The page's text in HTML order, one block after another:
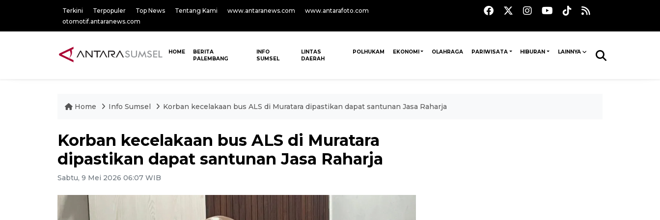
Terkini Terpopuler Top News Tentang Kami www.antaranews.com
www.antarafoto.com
otomotif.antaranews.com
HOME
BERITA
PALEMBANG
INFO
SUMSEL
LINTAS
DAERAH
POLHUKAM EKONOMI OLAHRAGA PARIWISATA HIBURAN LAINNYA
Home Info Sumsel Korban kecelakaan bus ALS di Muratara dipastikan dapat santunan Jasa Raharja
Korban kecelakaan bus ALS di Muratara
dipastikan dapat santunan Jasa Raharja
Sabtu, 9 Mei 2026 06:07 WIB